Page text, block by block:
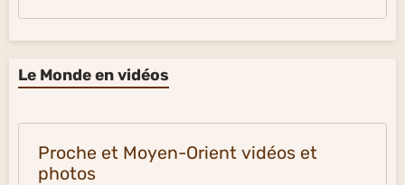
Le Monde en vidéos
Proche et Moyen-Orient vidéos et
photos